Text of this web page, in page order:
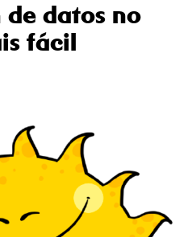
datos no
fácil